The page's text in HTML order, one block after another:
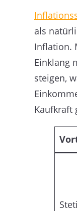
als
Inflation.
Einklang
steigen,
Kaufkraft